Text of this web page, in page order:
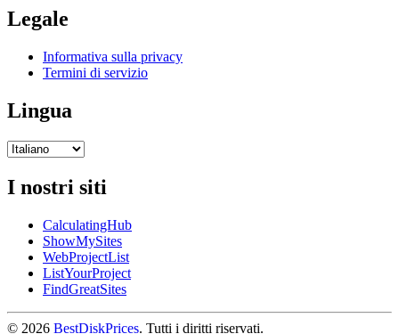
Legale
Informativa sulla privacy
Termini di servizio
Lingua
I nostri siti
CalculatingHub
ShowMySites
WebProjectList
ListYourProject
FindGreatSites
© 2026 BestDiskPrices. Tutti i diritti riservati.